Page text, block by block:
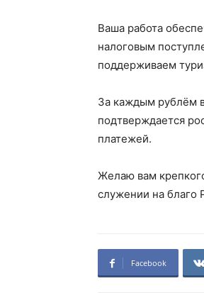
Ваша работа
налоговым
поддерживаем
За каждым рублём
подтверждается
платежей.
Желаю вам
служении на благо
Facebook